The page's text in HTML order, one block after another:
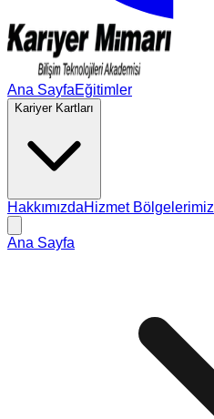
Ana SayfaEğitimler
Kariyer Kartları
HakkımızdaHizmet Bölgelerimiz
Ana Sayfa